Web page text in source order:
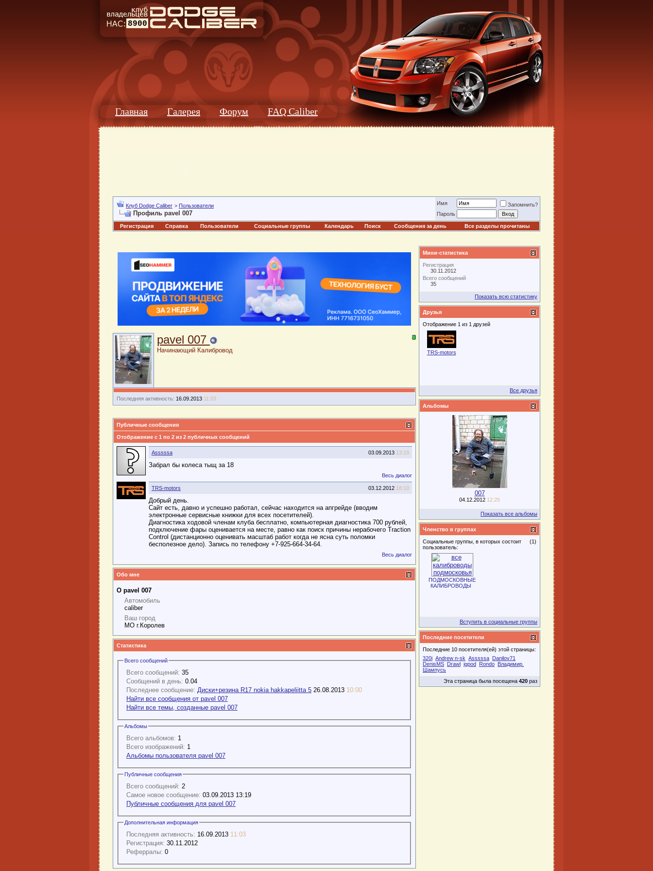
8900
Главная Галерея Форум FAQ Caliber
Клуб Dodge Caliber > Пользователи
Профиль pavel 007
Имя
Запомнить?
Пароль
Регистрация Справка Пользователи Социальные группы Календарь Поиск Сообщения за день Все разделы прочитаны
pavel 007
Начинающий Калибровод
Последняя активность: 16.09.2013 11:03
Публичные сообщения
Отображение с 1 по 2 из 2 публичных сообщений
03.09.2013 13:19
Asssssa
Забрал бы колеса тыщ за 18
Весь диалог
03.12.2012 18:10
TRS-motors
Добрый день.
Сайт есть, давно и успешно работал, сейчас находится на апгрейде (вводим
электронные сервисные книжки для всех посетителей).
Диагностика ходовой членам клуба бесплатно, компьютерная диагностика 700 рублей,
подключение фары оценивается на месте, равно как поиск причины нерабочего Traction
Control (дистанционно оценивать масштаб работ когда не ясна суть поломки
бесполезное дело). Запись по телефону +7-925-664-34-64.
Весь диалог
Обо мне
О pavel 007
Автомобиль
caliber
Ваш город
МО г.Королев
Статистика
Всего сообщений
Всего сообщений: 35
Сообщений в день: 0.04
Последнее сообщение: Диски+резина R17 nokia hakkapeliitta 5 26.08.2013 10:00
Найти все сообщения от pavel 007
Найти все темы, созданные pavel 007
Альбомы
Всего альбомов: 1
Всего изображений: 1
Альбомы пользователя pavel 007
Публичные сообщения
Всего сообщений: 2
Самое новое сообщение: 03.09.2013 13:19
Публичные сообщения для pavel 007
Дополнительная информация
Последняя активность: 16.09.2013 11:03
Регистрация: 30.11.2012
Реферралы: 0
Мини-статистика
Регистрация
30.11.2012
Всего сообщений
35
Показать всю статистику
Друзья
Отображение 1 из 1 друзей
TRS-motors
Все друзья
Альбомы
007
04.12.2012 12:25
Показать все альбомы
Членство в группах
(1)
Социальные группы, в которых состоит
пользователь:
ПОДМОСКОВНЫЕ
КАЛИБРОВОДЫ
Вступить в социальные группы
Последние посетители
Последние 10 посетителя(ей) этой страницы:
320i Andrew n-sk Asssssa Danilov71
DenisMS Drawl igpod Rondo Владимир.
Шампусь
Эта страница была посещена 420 раз